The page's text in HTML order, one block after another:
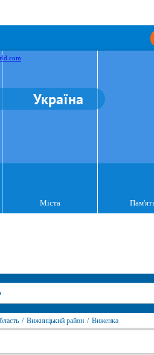
Україна
Міста
/ Вижницький район / Виженка